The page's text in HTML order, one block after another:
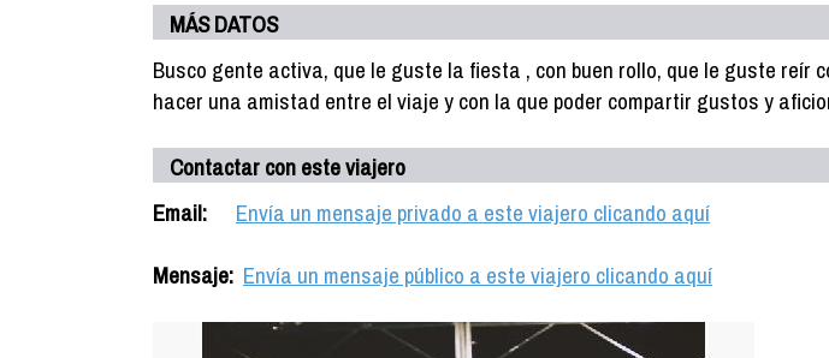
MÁS DATOS
Busco gente activa, que le guste la fiesta , con buen rollo, que le guste reír
hacer una amistad entre el viaje y con la que poder compartir gustos y
Contactar con este viajero
Email:
Envía un mensaje privado a este viajero clicando aquí
Mensaje: Envía un mensaje público a este viajero clicando aquí